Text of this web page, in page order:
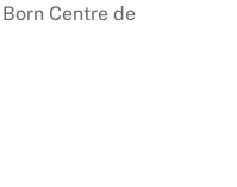
Centre de